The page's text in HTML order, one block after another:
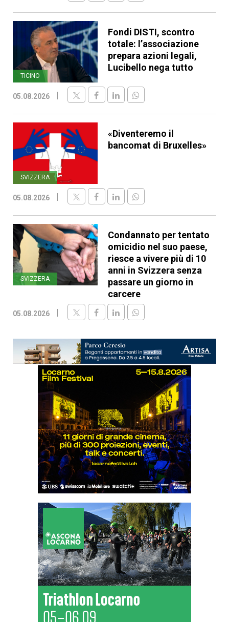
TICINO
Fondi DISTI, scontro
totale: l’associazione
prepara azioni legali,
Lucibello nega tutto
05.08.2026
SVIZZERA
«Diventeremo il
bancomat di Bruxelles»
05.08.2026
SVIZZERA
Condannato per tentato
omicidio nel suo paese,
riesce a vivere più di 10
anni in Svizzera senza
passare un giorno in
carcere
05.08.2026